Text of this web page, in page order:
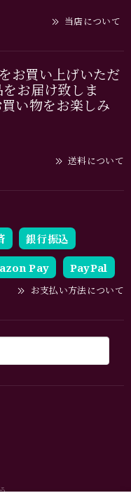
当店について
お買い上げいただ
お届け致しま
い物をお楽しみ
送料について
銀行振込
Pay PayPal
お支払い方法について